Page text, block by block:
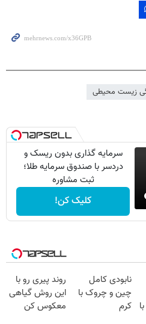
زیست محیطی
سرمایه گذاری بدون ریسک و
دردسر با صندوق سرمایه طلا؛
ثبت مشاوره
کلیک کن!
نابودی کامل
چین و چروک با
کرم
روند پیری رو با
این روش گیاهی
معکوس کن